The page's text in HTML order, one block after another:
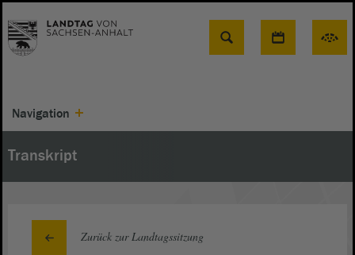
Suche
Navigation
Transkript
Zurück zur Landtagssitzung